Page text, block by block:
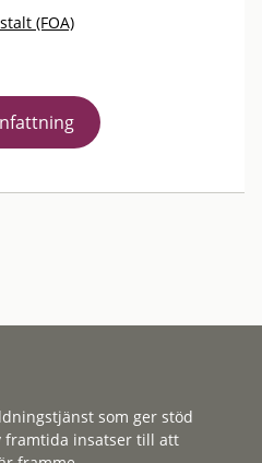
(FOA)
som ger stöd
framtida insatser till att